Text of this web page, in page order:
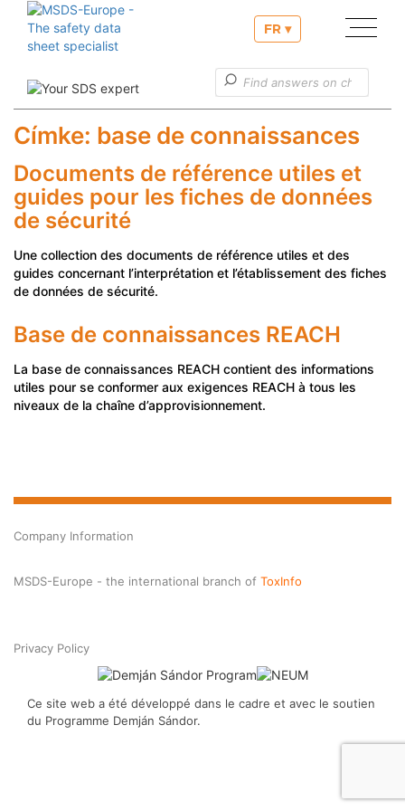
FR ▾
Nos services
Établissement, élaboration d’une fiche de données de
sécurité
Établissement du projet d’étiquette
Nos services liés à la notification PCN
Service clients
Címke: base de connaissances
Documents de référence utiles et
guides pour les fiches de données
de sécurité
Une collection des documents de référence utiles et des
guides concernant l’interprétation et l’établissement des fiches
de données de sécurité.
Base de connaissances REACH
La base de connaissances REACH contient des informations
utiles pour se conformer aux exigences REACH à tous les
niveaux de la chaîne d’approvisionnement.
Company Information
MSDS-Europe - the international branch of ToxInfo
Privacy Policy
Ce site web a été développé dans le cadre et avec le soutien
du Programme Demján Sándor.